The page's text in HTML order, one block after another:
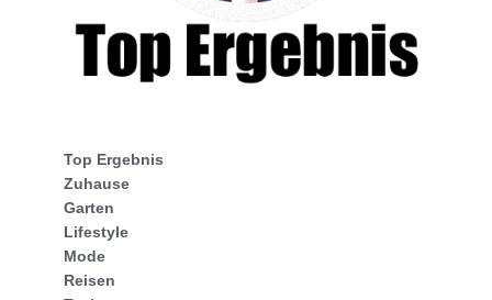
Top Ergebnis
Zuhause
Garten
Lifestyle
Mode
Reisen